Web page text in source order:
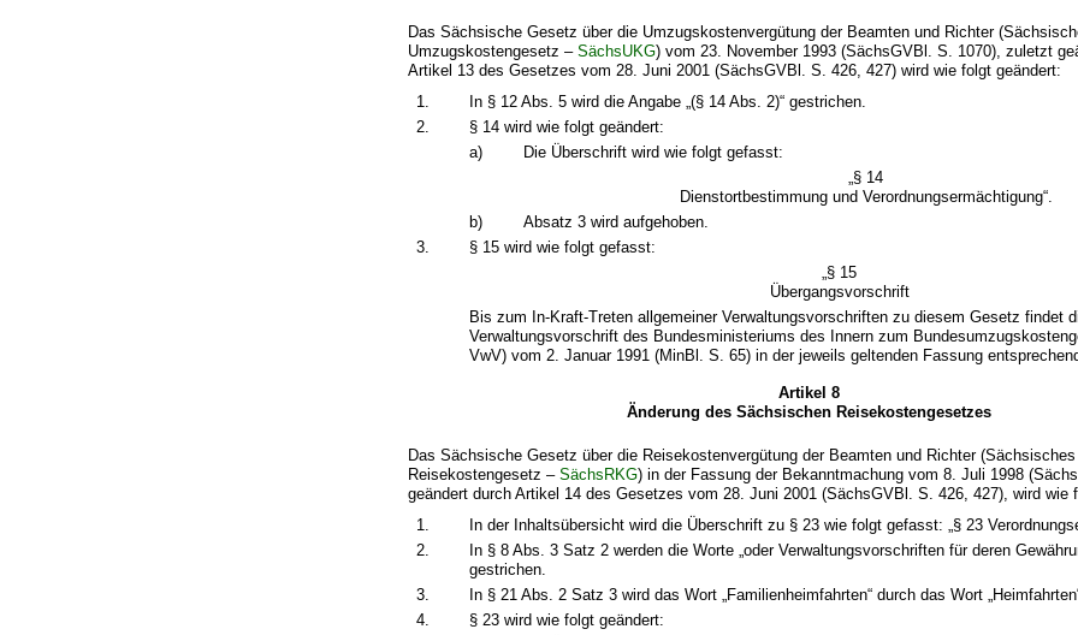
Das Sächsische Gesetz über die Umzugskostenvergütung der Beamten und Richter
Umzugskostengesetz –SächsUKG) vom 23. November 1993 (SächsGVBl. S. 1070), zuletzt
Artikel 13 des Gesetzes vom 28. Juni 2001 (SächsGVBl. S. 426, 427) wird wie folgt geändert:
1.
In § 12 Abs. 5 wird die Angabe „(§ 14 Abs. 2)“ gestrichen.
2.
§ 14 wird wie folgt geändert:
a)
Die Überschrift wird wie folgt gefasst:
„§ 14
Dienstortbestimmung und Verordnungsermächtigung“.
b)
Absatz 3 wird aufgehoben.
3.
§ 15 wird wie folgt gefasst:
„§ 15
Übergangsvorschrift
Bis zum In-Kraft-Treten allgemeiner Verwaltungsvorschriften zu diesem Gesetz findet
Verwaltungsvorschrift des Bundesministeriums des Innern zum
VwV) vom 2. Januar 1991 (MinBl. S. 65) in der jeweils geltenden Fassung
Artikel 8
Änderung des Sächsischen Reisekostengesetzes
Das Sächsische Gesetz über die Reisekostenvergütung der Beamten und Richter (Sächsisches
Reisekostengesetz –SächsRKG) in der Fassung der Bekanntmachung vom 8. Juli 1998
geändert durch Artikel 14 des Gesetzes vom 28. Juni 2001 (SächsGVBl. S. 426, 427), wird wie
1.
In der Inhaltsübersicht wird die Überschrift zu § 23 wie folgt gefasst: „§ 23
2.
In § 8 Abs. 3 Satz 2 werden die Worte „oder Verwaltungsvorschriften für deren
gestrichen.
3.
In § 21 Abs. 2 Satz 3 wird das Wort „Familienheimfahrten“ durch das Wort
4.
§ 23 wird wie folgt geändert: